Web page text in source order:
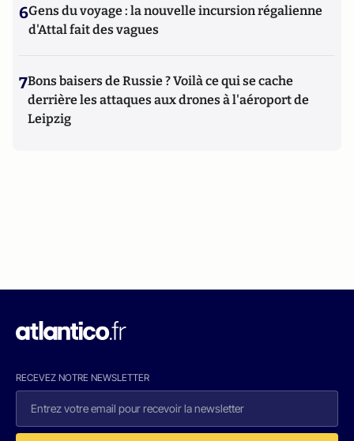
6Gens du voyage : la nouvelle incursion régalienne
d'Attal fait des vagues
7Bons baisers de Russie ? Voilà ce qui se cache
derrière les attaques aux drones à l'aéroport de
Leipzig
RECEVEZ NOTRE NEWSLETTER